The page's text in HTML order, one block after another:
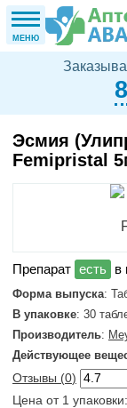
МЕНЮ
Эсмия
Femipristal
в
Форма выпуска:
В упаковке: 30
Производитель:
Действующее
Отзывы (0)
Цена от 1 упаковки: